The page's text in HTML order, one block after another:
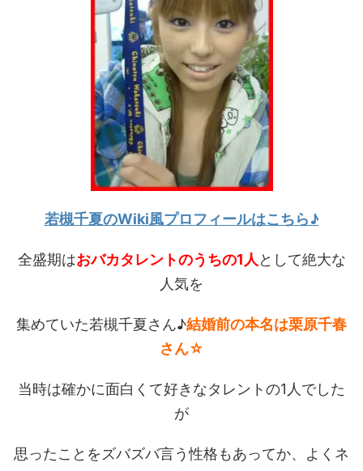
若槻千夏のWiki風プロフィールはこちら♪
全盛期はおバカタレントのうちの1人 として絶大な
人気を
集めていた若槻千夏さん♪結婚前の本名は栗原千春
さん☆
当時は確かに面白くて好きなタレントの1人でした
が
思ったことをズバズバ言う性格もあってか、よくネ